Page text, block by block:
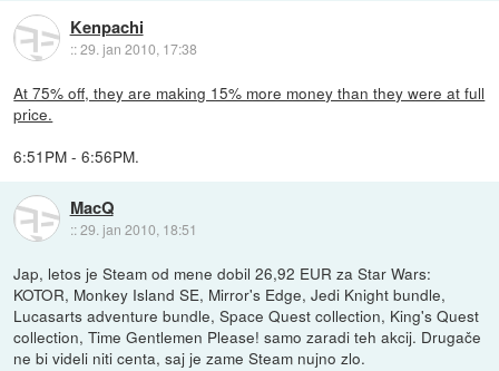
Kenpachi
::29. jan 2010, 17:38
At 75% off, they are making 15% more money than they were at full
price.
6:51PM - 6:56PM.
MacQ
::29. jan 2010, 18:51
Jap, letos je Steam od mene dobil 26,92 EUR za Star Wars:
KOTOR, Monkey Island SE, Mirror's Edge, Jedi Knight bundle,
Lucasarts adventure bundle, Space Quest collection, King's Quest
collection, Time Gentlemen Please! samo zaradi teh akcij. Drugače
ne bi videli niti centa, saj je zame Steam nujno zlo.